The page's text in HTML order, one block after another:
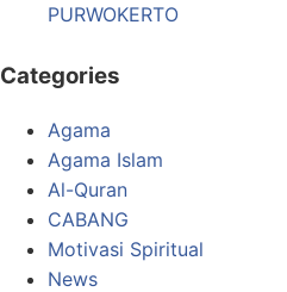
PURWOKERTO
Categories
Agama
Agama Islam
Al-Quran
CABANG
Motivasi Spiritual
News